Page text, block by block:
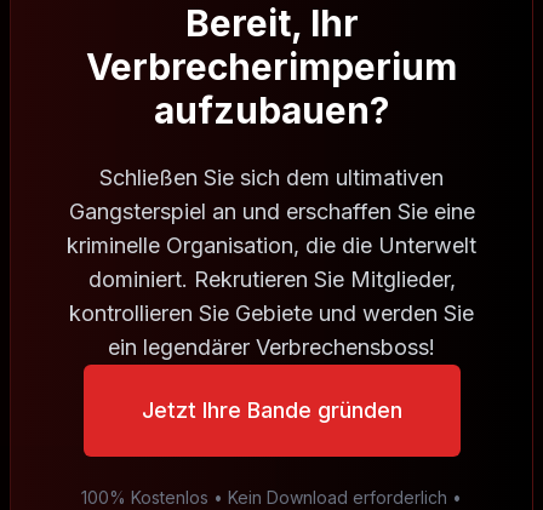
Bereit, Ihr
Verbrecherimperium
aufzubauen?
Schließen Sie sich dem ultimativen
Gangsterspiel an und erschaffen Sie eine
kriminelle Organisation, die die Unterwelt
dominiert. Rekrutieren Sie Mitglieder,
kontrollieren Sie Gebiete und werden Sie
ein legendärer Verbrechensboss!
Jetzt Ihre Bande gründen
100% Kostenlos • Kein Download erforderlich •